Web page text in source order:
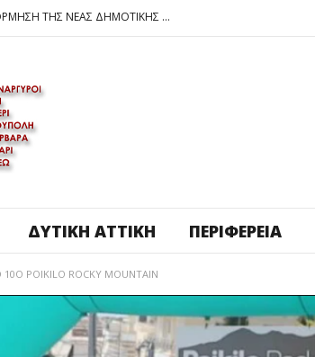
ΠΕΤΡΟΥΠΟΛΗ: ΕΞΟΡΜΗΣΗ ΤΗΣ ΝΕΑΣ ΔΗΜΟΤΙΚΗΣ ΑΡΧΗΣ ΣΤΑ ΣΧΟΛΕΙΑ
ΧΙΟΝΙΑ
ΔΥΤΙΚΉ ΑΤΤΙΚΉ ΠΕΡΙΦΈΡΕΙΑ
POIKILO ROCKY MOUNTAIN